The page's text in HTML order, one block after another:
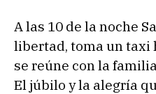
A las 10 de la noche
libertad, toma un taxi
se reúne con la
El júbilo y la alegría